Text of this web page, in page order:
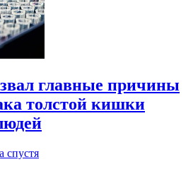
главные причины
толстой кишки
спустя